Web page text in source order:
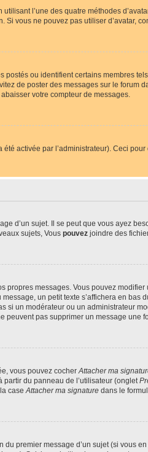
l’une des quatre méthodes
vous ne pouvez pas utiliser d’avatar,
ou identifient certains membres
de poster des messages sur le
votre compteur de messages.
activée par l’administrateur). Ceci
d’un sujet. Il se peut que vous ayez
sujets, Vous pouvez joindre des
propres messages. Vous pouvez
un petit texte s’affichera en bas
si un modérateur ou un administrateur
pas supprimer un message une
vous pouvez cocherAttacher ma
partir du panneau de l’utilisateur (onglet
la caseAttacher ma signature dans le
premier message d’un sujet (si vous